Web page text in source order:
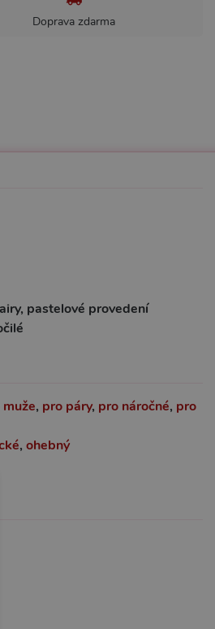
Doprava zdarma
pastelové provedení
, pro páry, pro náročné, pro
, ohebný